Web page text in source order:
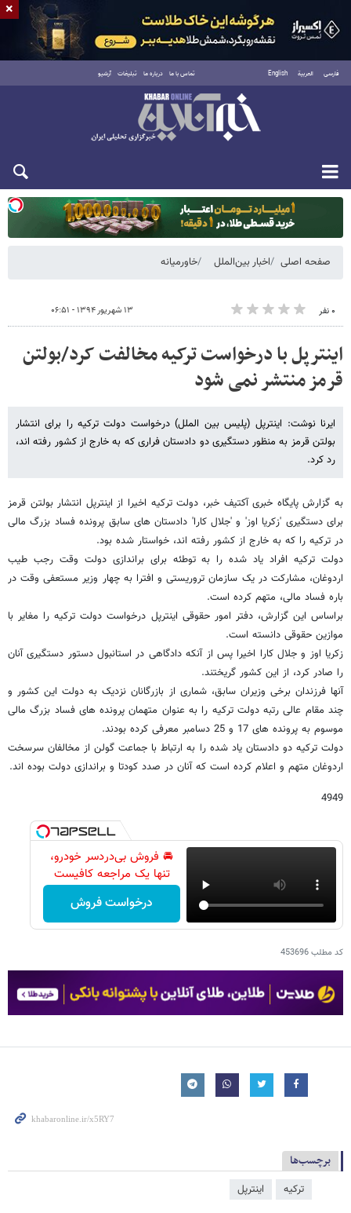
فارسی العربية English تماس با ما درباره ما تبلیغات آرشیو
یکشنبه ۱۸ مرداد ۱۴۰۵
صفحه اصلی اخبار بین‌الملل خاورمیانه
۰ نفر ۱۳ شهریور ۱۳۹۴ - ۰۶:۵۱
اینترپل با درخواست ترکیه مخالفت کرد/بولتن
قرمز منتشر نمی شود
ایرنا نوشت: اینترپل (پلیس بین الملل) درخواست دولت ترکیه را برای انتشار
بولتن قرمز به منظور دستگیری دو دادستان فراری که به خارج از کشور رفته اند،
رد کرد.
به گزارش پایگاه خبری آکتیف خبر، دولت ترکیه اخیرا از اینترپل انتشار بولتن قرمز
برای دستگیری 'زکریا اوز' و 'جلال کارا' دادستان های سابق پرونده فساد بزرگ مالی
در ترکیه را که به خارج از کشور رفته اند، خواستار شده بود.
دولت ترکیه افراد یاد شده را به توطئه برای براندازی دولت وقت رجب طیب
اردوغان، مشارکت در یک سازمان تروریستی و افترا به چهار وزیر مستعفی وقت در
باره فساد مالی، متهم کرده است.
براساس این گزارش، دفتر امور حقوقی اینترپل درخواست دولت ترکیه را مغایر با
موازین حقوقی دانسته است.
زکریا اوز و جلال کارا اخیرا پس از آنکه دادگاهی در استانبول دستور دستگیری آنان
را صادر کرد، از این کشور گریختند.
آنها فرزندان برخی وزیران سابق، شماری از بازرگانان نزدیک به دولت این کشور و
چند مقام عالی رتبه دولت ترکیه را به عنوان متهمان پرونده های فساد بزرگ مالی
موسوم به پرونده های 17 و 25 دسامبر معرفی کرده بودند.
دولت ترکیه دو دادستان یاد شده را به ارتباط با جماعت گولن از مخالفان سرسخت
اردوغان متهم و اعلام کرده است که آنان در صدد کودتا و براندازی دولت بوده اند.
4949
🚘 فروش بی‌دردسر خودرو،
تنها یک مراجعه کافیست
درخواست فروش
کد مطلب453696
برچسب‌ها
ترکیه اینترپل
×